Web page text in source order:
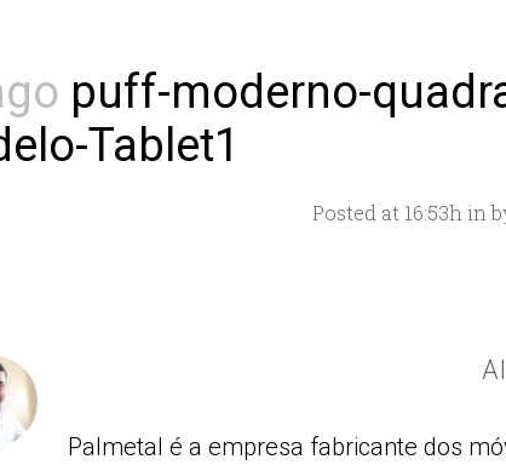
puff-moderno-
Tablet1
Posted at 16:53hin
Palmetal é a empresa fabricante dos